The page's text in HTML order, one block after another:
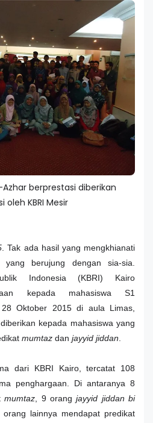
berprestasi diberikan
oleh KBRI Mesir
. Tak ada hasil yang mengkhianati
berujung dengan sia-sia.
Indonesia (KBRI) Kairo
kepada mahasiswa S1
Oktober 2015 di aula Limas,
kepada mahasiswa yang
mumtaz dan jayyid jiddan
dari KBRI Kairo, tercatat 108
penghargaan. Di antaranya 8
mumtaz , 9 orangjayyid jiddan bi
lainnya mendapat predikat